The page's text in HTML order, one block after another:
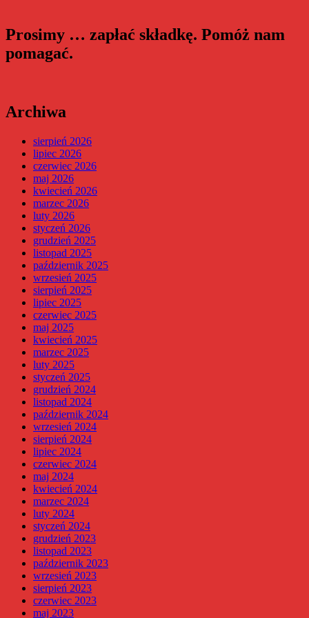
Prosimy … zapłać składkę. Pomóż nam
pomagać.
Archiwa
sierpień 2026
lipiec 2026
czerwiec 2026
maj 2026
kwiecień 2026
marzec 2026
luty 2026
styczeń 2026
grudzień 2025
listopad 2025
październik 2025
wrzesień 2025
sierpień 2025
lipiec 2025
czerwiec 2025
maj 2025
kwiecień 2025
marzec 2025
luty 2025
styczeń 2025
grudzień 2024
listopad 2024
październik 2024
wrzesień 2024
sierpień 2024
lipiec 2024
czerwiec 2024
maj 2024
kwiecień 2024
marzec 2024
luty 2024
styczeń 2024
grudzień 2023
listopad 2023
październik 2023
wrzesień 2023
sierpień 2023
czerwiec 2023
maj 2023